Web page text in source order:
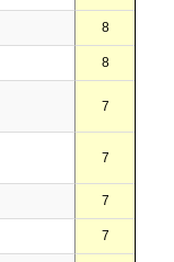
8
8
7
7
7
7